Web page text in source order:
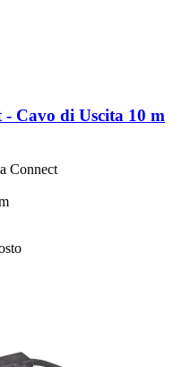
Cavo di Uscita 10 m
Connect